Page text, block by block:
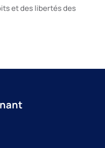
et des libertés des